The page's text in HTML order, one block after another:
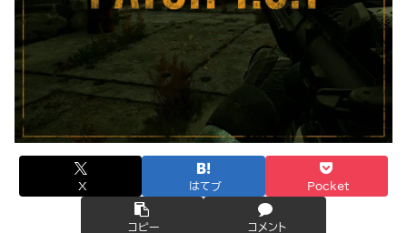
X はてブ Pocket
コピー コメント